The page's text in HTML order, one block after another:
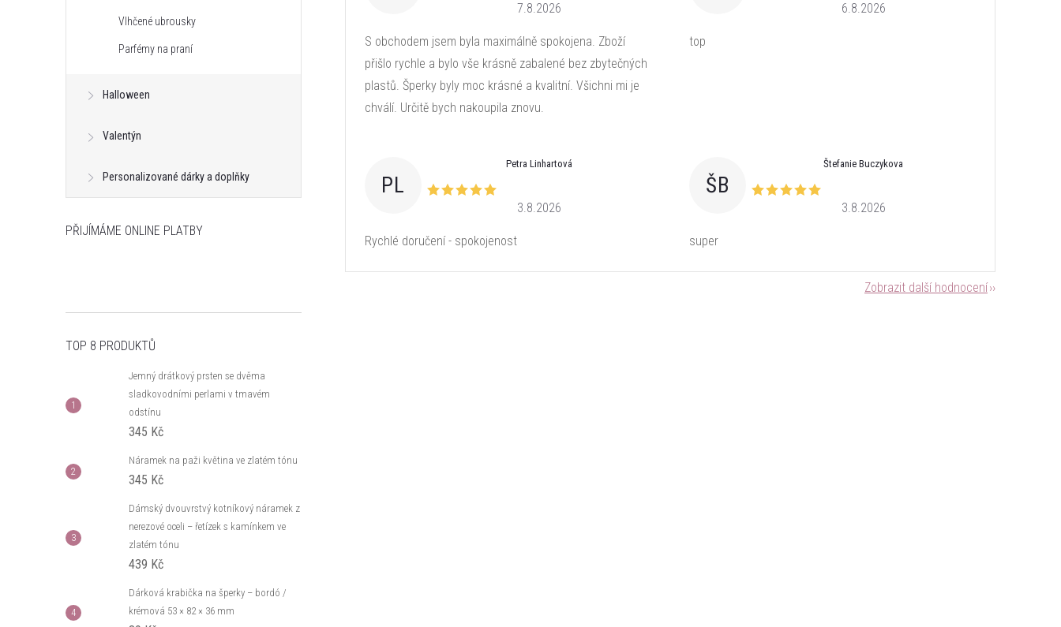
Vlhčené ubrousky
Parfémy na praní
Halloween
Valentýn
Personalizované dárky a doplňky
PŘIJÍMÁME ONLINE PLATBY
TOP 8 PRODUKTŮ
Jemný drátkový prsten se dvěma
sladkovodními perlami v tmavém
odstínu
345 Kč
Náramek na paži květina ve zlatém tónu
345 Kč
Dámský dvouvrstvý kotníkový náramek z
nerezové oceli – řetízek s kamínkem ve
zlatém tónu
439 Kč
Dárková krabička na šperky – bordó /
krémová 53 × 82 × 36 mm
7.8.2026
S obchodem jsem byla maximálně spokojena. Zboží
přišlo rychle a bylo vše krásně zabalené bez zbytečných
plastů. Šperky byly moc krásné a kvalitní. Všichni mi je
chválí. Určitě bych nakoupila znovu.
6.8.2026
top
PL
Petra Linhartová
3.8.2026
Rychlé doručení - spokojenost
ŠB
Štefanie Buczykova
3.8.2026
super
Zobrazit další hodnocení